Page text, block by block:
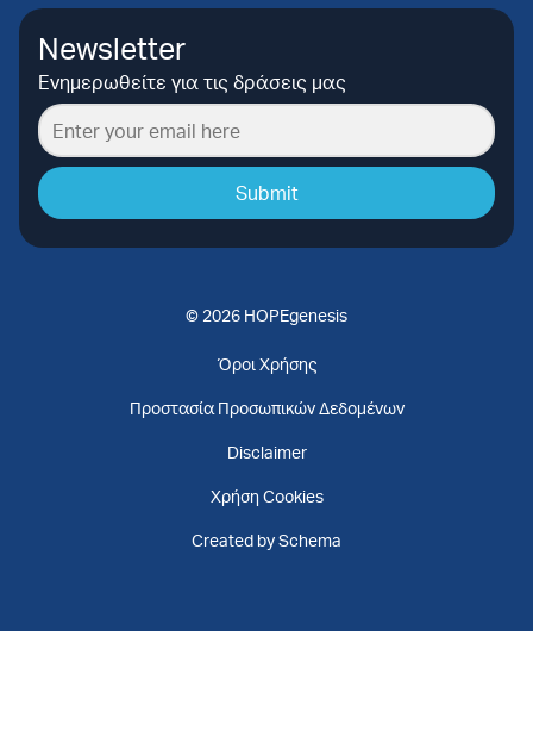
Newsletter
Ενημερωθείτε για τις δράσεις μας
Submit
© 2026 HOPEgenesis
Όροι Χρήσης
Προστασία Προσωπικών Δεδομένων
Disclaimer
Χρήση Cookies
Created by Schema